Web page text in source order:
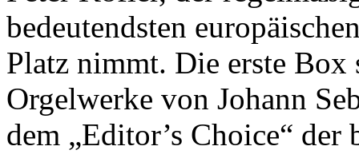
bedeutends­ten
Platz nimmt. Die erste Box
Orgelwerke von Johann
dem „Editor’s Choice“